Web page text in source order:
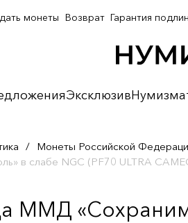
Эксклюзив
монеты Возврат Гарантия
/ Монеты Российской
в слабе NGC (PF70 ULTRA
ММД